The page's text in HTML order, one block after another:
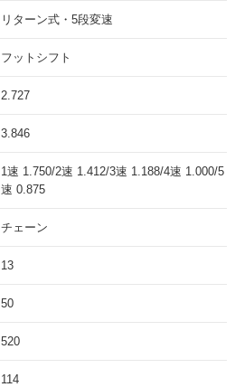
リターン式・5段変速
フットシフト
2.727
3.846
1速 1.750/2速 1.412/3速 1.188/4速 1.000/5
速 0.875
チェーン
13
50
520
114